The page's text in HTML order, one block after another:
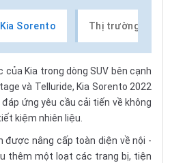
Sorento Thị trường xe Kia
của Kia trong dòng SUV bên cạnh
và Telluride, Kia Sorento 2022
ứng yêu cầu cải tiến về không
kiệm nhiên liệu.
được nâng cấp toàn diện về nội -
thêm một loạt các trang bị, tiện